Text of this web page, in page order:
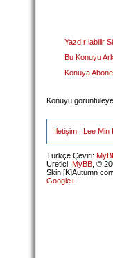
Yazdırılabilir
Bu Konuyu
Konuya
Konuyu
İletişim | Lee Min
Türkçe Çeviri:
Üretici: MyBB , ©
Skin [K]Autumn
Google+